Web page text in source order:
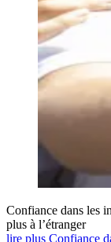
Confiance dans les
plus à l’étranger
lire plus Confiance